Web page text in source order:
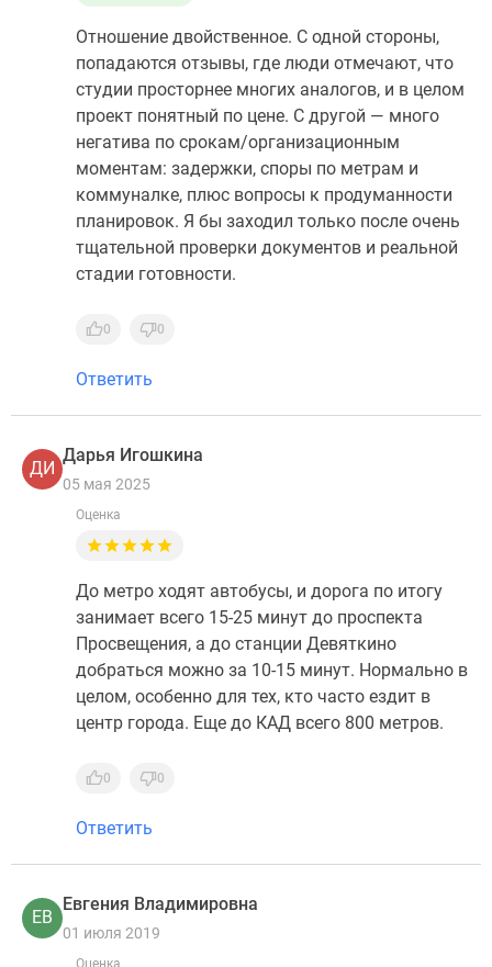
Отношение двойственное. С одной стороны,
попадаются отзывы, где люди отмечают, что
студии просторнее многих аналогов, и в целом
проект понятный по цене. С другой — много
негатива по срокам/организационным
моментам: задержки, споры по метрам и
коммуналке, плюс вопросы к продуманности
планировок. Я бы заходил только после очень
тщательной проверки документов и реальной
стадии готовности.
0 0
Ответить
ДИ
Дарья Игошкина
05 мая 2025
Оценка
До метро ходят автобусы, и дорога по итогу
занимает всего 15-25 минут до проспекта
Просвещения, а до станции Девяткино
добраться можно за 10-15 минут. Нормально в
целом, особенно для тех, кто часто ездит в
центр города. Еще до КАД всего 800 метров.
0 0
Ответить
ЕВ
Евгения Владимировна
01 июля 2019
Оценка